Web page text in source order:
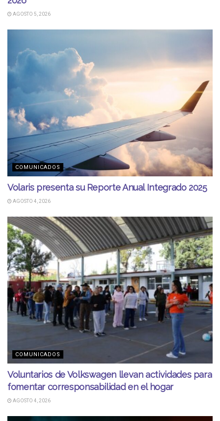
AGOSTO 5, 2026
COMUNICADOS
Volaris presenta su Reporte Anual Integrado 2025
AGOSTO 4, 2026
COMUNICADOS
Voluntarios de Volkswagen llevan actividades para
fomentar corresponsabilidad en el hogar
AGOSTO 4, 2026